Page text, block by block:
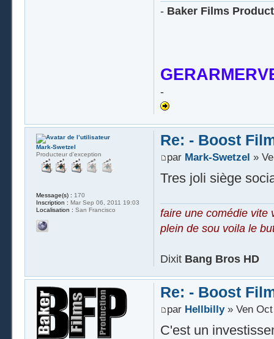
- Baker Films
-
Re: - Boost
par Mark-Swetzel »
Tres joli siège
faire une comédie vite
plein de sou voila le
Dixit Bang Bros HD
Mark-Swetzel
Producteur d'exception
Message(s) : 170
Inscription : Mar Sep 06, 2011 19:03
Localisation : San Francisco
Re: - Boost
par Hellbilly» Ven Oct
C'est un